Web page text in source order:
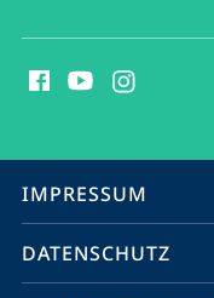
Media
Service-
Navigation
IMPRESSUM
DATENSCHUTZ